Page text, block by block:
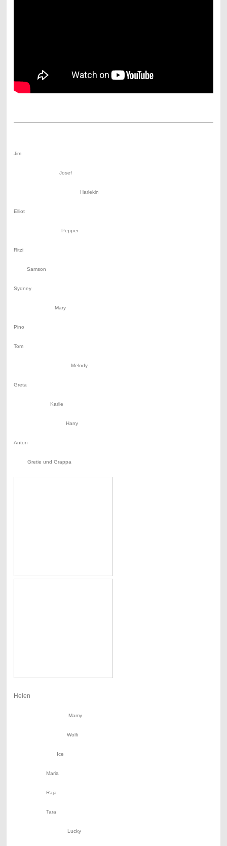
Jim
Josef
Harlekin
Elliot
Pepper
Ritzi
Samson
Sydney
Mary
Pino
Tom
Melody
Greta
Karlie
Harry
Anton
Gretie und Grappa
Helen
Mamy
Wolfi
Ice
Maria
Raja
Tara
Lucky